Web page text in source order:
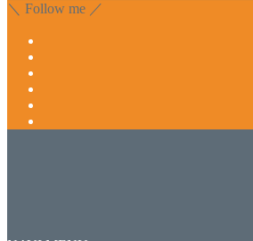
＼ Follow me ／